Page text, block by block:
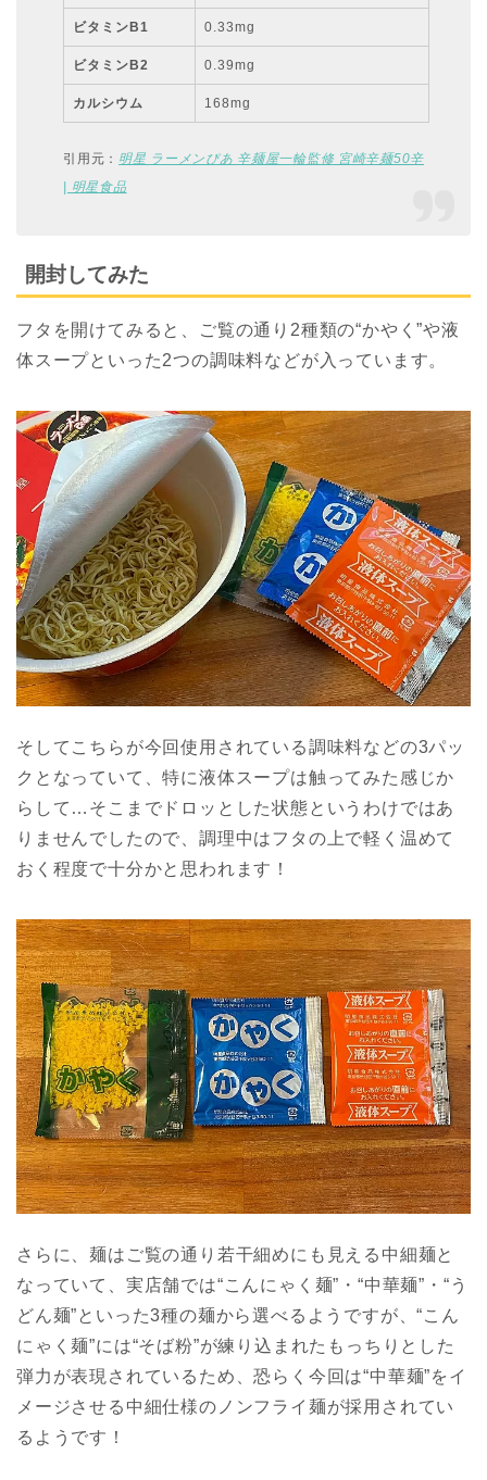
ビタミンB1 0.33mg
ビタミンB2 0.39mg
カルシウム 168mg
引用元： 明星 ラーメンぴあ 辛麺屋一輪監修 宮崎辛麺50辛
| 明星食品
開封してみた
フタを開けてみると、ご覧の通り2種類の“かやく”や液
体スープといった2つの調味料などが入っています。
そしてこちらが今回使用されている調味料などの3パッ
クとなっていて、特に液体スープは触ってみた感じか
らして…そこまでドロッとした状態というわけではあ
りませんでしたので、調理中はフタの上で軽く温めて
おく程度で十分かと思われます！
さらに、麺はご覧の通り若干細めにも見える中細麺と
なっていて、実店舗では“こんにゃく麺”・“中華麺”・“う
どん麺”といった3種の麺から選べるようですが、“こん
にゃく麺”には“そば粉”が練り込まれたもっちりとした
弾力が表現されているため、恐らく今回は“中華麺”をイ
メージさせる中細仕様のノンフライ麺が採用されてい
るようです！